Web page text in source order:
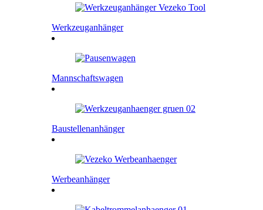
Werkzeuganhänger
Mannschaftswagen
Baustellenanhänger
Werbeanhänger